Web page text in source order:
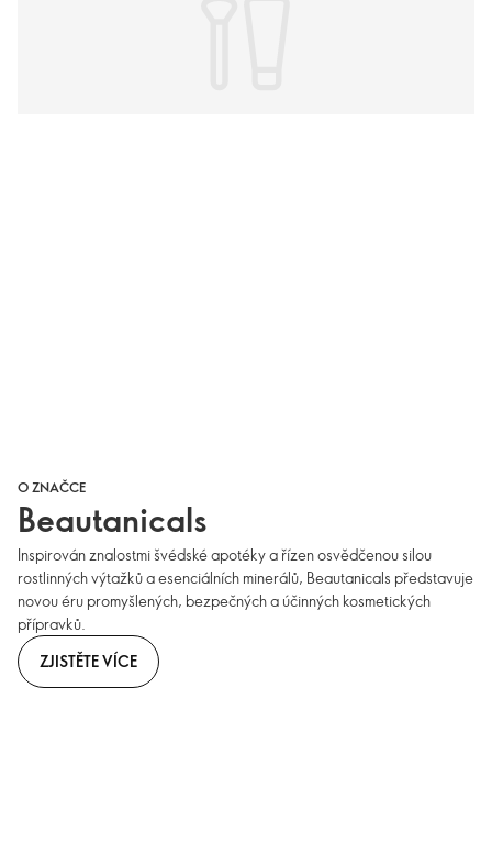
O ZNAČCE
Beautanicals
Inspirován znalostmi švédské apotéky a řízen osvědčenou silou
rostlinných výtažků a esenciálních minerálů, Beautanicals představuje
novou éru promyšlených, bezpečných a účinných kosmetických
přípravků.
ZJISTĚTE VÍCE